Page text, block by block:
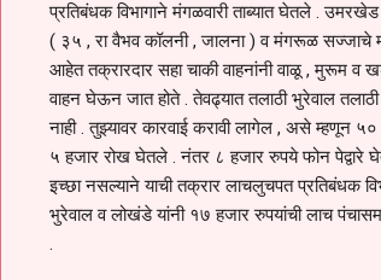
प्रतिबंधक विभागाने मंगळवारी ताब्यात घेतले .
( ३५ , रा वैभव कॉलनी , जालना ) व मंगरूळ सज्जाचे
आहेत तक्रारदार सहा चाकी वाहनांनी वाळू , मुरूम व
वाहन घेऊन जात होते . तेवढ्यात तलाठी भुरेवाल
नाही . तुझ्यावर कारवाई करावी लागेल , असे म्हणून
५ हजार रोख घेतले . नंतर ८ हजार रुपये फोन पेद्वारे
इच्छा नसल्याने याची तक्रार लाचलुचपत प्रतिबंधक
भुरेवाल व लोखंडे यांनी १७ हजार रुपयांची लाच
.